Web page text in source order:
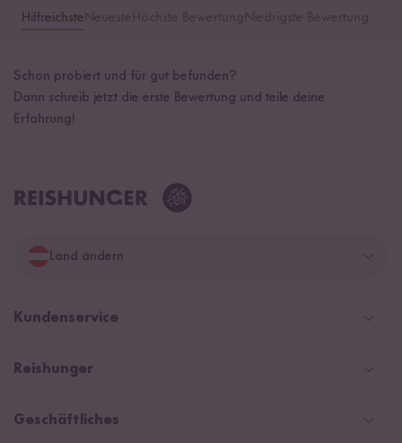
Hilfreichste
Schon probiert und für gut befunden?
Dann schreib jetzt die erste Bewertung und teile deine
Erfahrung!
Land ändern
Deutschland
Niederlande
Kundenservice
Help Center und FAQ
Zahlarten
Reishunger
Newsletter
Geschäftliches